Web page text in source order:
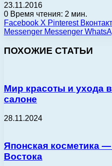
23.11.2016
0 Время чтения: 2 мин.
Facebook X Pinterest
Messenger Messenger
ПОХОЖИЕ СТАТЬИ
Мир красоты и ухода
салоне
28.11.2024
Японская косметика
Востока